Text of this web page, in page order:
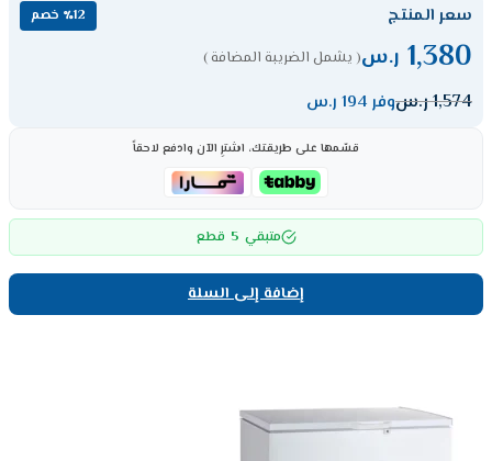
سعر المنتج ٪12 خصم
1,380 ر.س( يشمل الضريبة المضافة )
1,574ر.سوفر 194 ر.س
قسّمها على طريقتك، اشترِ الآن وادفع لاحقاً
متبقي 5 قطع
إضافة إلى السلة